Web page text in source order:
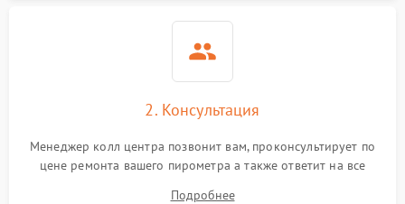
2. Консультация
Менеджер колл центра позвонит вам, проконсультирует по
цене ремонта вашего пирометра а также ответит на все
Подробнее